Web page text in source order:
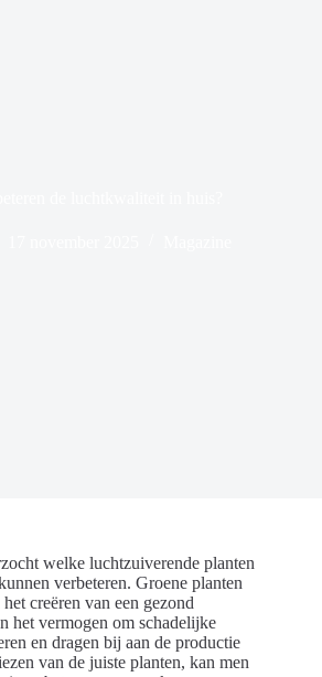
welke luchtzuiverende planten
verbeteren. Groene planten
creëren van een gezond
het vermogen om schadelijke
en dragen bij aan de productie
van de juiste planten, kan men